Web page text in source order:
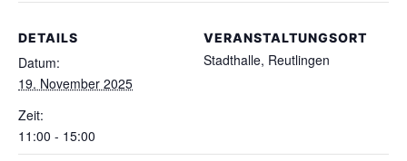
DETAILS
Datum:
19. November 2025
Zeit:
11:00 - 15:00
VERANSTALTUNGSORT
Stadthalle, Reutlingen